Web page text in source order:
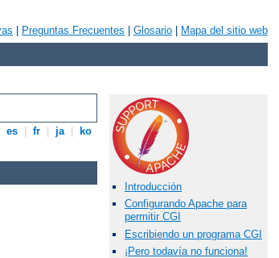
Preguntas Frecuentes Glosario Mapa del sitio web
es fr ja ko
Introducción
Configurando Apache para
permitir CGI
Escribiendo un programa CGI
¡Pero todavía no funciona!